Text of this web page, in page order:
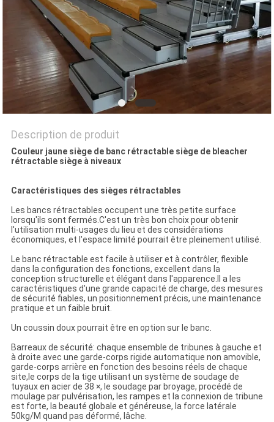
PRIVACY
POLICY
Description de produit
Couleur jaune siège de banc rétractable siège de bleacher
rétractable siège à niveaux
Caractéristiques des sièges rétractables
Les bancs rétractables occupent une très petite surface
lorsqu'ils sont fermés.C'est un très bon choix pour obtenir
l'utilisation multi-usages du lieu et des considérations
économiques, et l'espace limité pourrait être pleinement utilisé.
Le banc rétractable est facile à utiliser et à contrôler, flexible
dans la configuration des fonctions, excellent dans la
conception structurelle et élégant dans l'apparence.Il a les
caractéristiques d'une grande capacité de charge, des mesures
de sécurité fiables, un positionnement précis, une maintenance
pratique et un faible bruit.
Un coussin doux pourrait être en option sur le banc.
Barreaux de sécurité: chaque ensemble de tribunes à gauche et
à droite avec une garde-corps rigide automatique non amovible,
garde-corps arrière en fonction des besoins réels de chaque
site,le corps de la tige utilisant un système de soudage de
tuyaux en acier de 38 ×, le soudage par broyage, procédé de
moulage par pulvérisation, les rampes et la connexion de tribune
est forte, la beauté globale et généreuse, la force latérale
50kg/M quand pas déformé, lâche.